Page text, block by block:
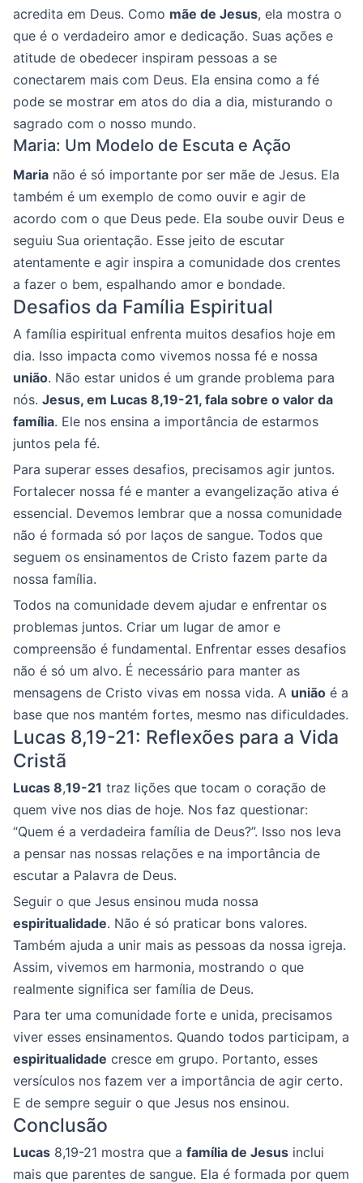
acredita em Deus. Como mãe de Jesus, ela mostra o
que é o verdadeiro amor e dedicação. Suas ações e
atitude de obedecer inspiram pessoas a se
conectarem mais com Deus. Ela ensina como a fé
pode se mostrar em atos do dia a dia, misturando o
sagrado com o nosso mundo.
Maria: Um Modelo de Escuta e Ação
Maria não é só importante por ser mãe de Jesus. Ela
também é um exemplo de como ouvir e agir de
acordo com o que Deus pede. Ela soube ouvir Deus e
seguiu Sua orientação. Esse jeito de escutar
atentamente e agir inspira a comunidade dos crentes
a fazer o bem, espalhando amor e bondade.
Desafios da Família Espiritual
A família espiritual enfrenta muitos desafios hoje em
dia. Isso impacta como vivemos nossa fé e nossa
união. Não estar unidos é um grande problema para
nós. Jesus, em Lucas 8,19-21, fala sobre o valor da
família. Ele nos ensina a importância de estarmos
juntos pela fé.
Para superar esses desafios, precisamos agir juntos.
Fortalecer nossa fé e manter a evangelização ativa é
essencial. Devemos lembrar que a nossa comunidade
não é formada só por laços de sangue. Todos que
seguem os ensinamentos de Cristo fazem parte da
nossa família.
Todos na comunidade devem ajudar e enfrentar os
problemas juntos. Criar um lugar de amor e
compreensão é fundamental. Enfrentar esses desafios
não é só um alvo. É necessário para manter as
mensagens de Cristo vivas em nossa vida. A união é a
base que nos mantém fortes, mesmo nas dificuldades.
Lucas 8,19-21: Reflexões para a Vida
Cristã
Lucas 8,19-21 traz lições que tocam o coração de
quem vive nos dias de hoje. Nos faz questionar:
“Quem é a verdadeira família de Deus?”. Isso nos leva
a pensar nas nossas relações e na importância de
escutar a Palavra de Deus.
Seguir o que Jesus ensinou muda nossa
espiritualidade. Não é só praticar bons valores.
Também ajuda a unir mais as pessoas da nossa igreja.
Assim, vivemos em harmonia, mostrando o que
realmente significa ser família de Deus.
Para ter uma comunidade forte e unida, precisamos
viver esses ensinamentos. Quando todos participam, a
espiritualidade cresce em grupo. Portanto, esses
versículos nos fazem ver a importância de agir certo.
E de sempre seguir o que Jesus nos ensinou.
Conclusão
Lucas 8,19-21 mostra que a família de Jesus inclui
mais que parentes de sangue. Ela é formada por quem